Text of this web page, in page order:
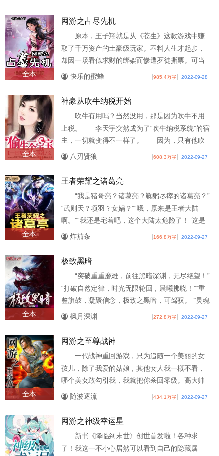
全本
网游之占尽先机
原本，王子翔就是从《苍生》这款游戏中赚
取了千万资产的土豪级玩家。不料人生才起步，
却因一场看似求财的绑架而惨遭歹徒撕票。可当
他再度睁开眼时，竟发现自己重生在《苍..
快乐的蜜蜂 985.4万字 2022-09-28
全本
神豪从吹牛纳税开始
吹牛有用吗？当然没用，那是因为吹牛不用
上税。 李天宇突然成为了“吹牛纳税系统”的宿
主，一切就变得不一样了。 因为，只有他吹
的牛，需要纳税…… 李天宇...
八刃贤狼 608.3万字 2022-09-27
全本
王者荣耀之诸葛亮
“我是猪哥亮？诸葛亮？鞠躬尽瘁的诸葛亮？”
“武则天？项羽？女娲？”“哦，原来是王者大陆
啊。”“我还是宅着吧，这个大陆太危险了！”这是
一个宅男：陈磊，在玩王者荣..
炸茄条 166.8万字 2022-09-27
全本
极致黑暗
“突破重重磨难，前往黑暗深渊，无尽绝望！”
“打破自然定律，时光无限轮回，晨曦拂晓！”“重
整旗鼓，凝聚信念，极致之黑暗，可驾驭。”“灵魂
交织，神圣祈愿，无垠之炼..
枫月深渊 272.8万字 2022-09-27
全本
网游之至尊战神
一代战神重回游戏，只为追随一个美丽的女
孩儿，除了我爱的姑娘，其他女人我一概不看，
哪个美女敢勾引我，我就把你杀回零级。高大帅
气，威风凛凛，不解风情，且看我们的主..
随波逐流 434.1万字 2022-09-27
网游之神级幸运星
新书《降临到末世》创世首发啦！各种求
了！我这一不小心居然可以看到自己的隐藏属